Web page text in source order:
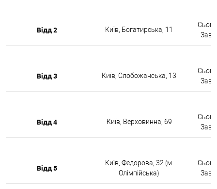
Відд 2 Київ, Богатирська, 11
Відд 3 Київ, Слобожанська, 13
Відд 4 Київ, Верховинна, 69
Відд 5
Київ, Федорова, 32 (м.
Олімпійська)